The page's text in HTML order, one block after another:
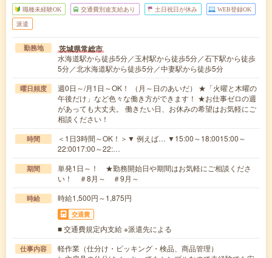
職種未経験OK 交通費別途支給あり 土日祝日が休み WEB登録OK
派遣
勤務地 茨城県常総市
水海道駅から徒歩5分／玉村駅から徒歩5分／石下駅から徒歩
5分／北水海道駅から徒歩5分／中妻駅から徒歩5分
曜日頻度
週0日～/月1日～OK！ （月～日のあいだ） ★「火曜と木曜の
午後だけ」など色々な働き方ができます！ ★お仕事ゼロの週
があっても大丈夫。 働きたい日、お休みの希望はお気軽にご
相談ください！
時間
＜1日3時間～OK！＞▼ 例えば… ▼15:00～18:0015:00～
22:0017:00～22:…
期間
単発1日～！ ★勤務開始日や期間はお気軽にご相談くださ
い！ ＃8月～ ＃9月～
時給 時給1,500円～1,875円
交通費
■ 交通費規定内支給 ※派遣先による
仕事内容
軽作業（仕分け・ピッキング・検品、商品管理）